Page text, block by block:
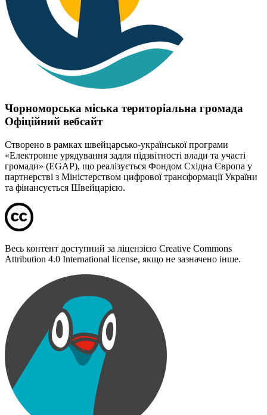
Чорноморська міська територіальна громада
Офіційний вебсайт
Створено в рамках швейцарсько-української програми
«Електронне урядування задля підзвітності влади та участі
громади» (EGAP), що реалізується Фондом Східна Європа у
партнерстві з Міністерством цифрової трансформації України
та фінансується Швейцарією.
Весь контент доступний за ліцензією Creative Commons
Attribution 4.0 International license, якщо не зазначено інше.